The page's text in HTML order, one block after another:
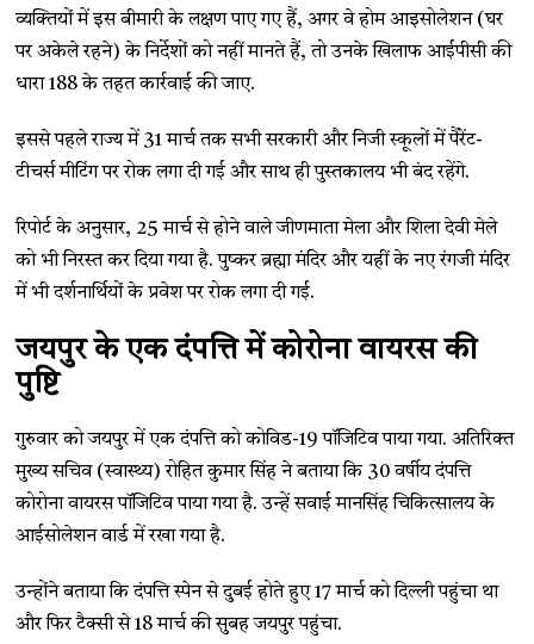
व्यक्तियों में इस बीमारी के लक्षण पाए गए हैं, अगर वे होम आइसोलेशन (घर
पर अकेले रहने) के निर्देशों को नहीं मानते हैं, तो उनके खिलाफ आईपीसी की
धारा 188 के तहत कार्रवाई की जाए.
इससे पहले राज्य में 31 मार्च तक सभी सरकारी और निजी स्कूलों में पैंरेंट-
टीचर्स मीटिंग पर रोक लगा दी गई और साथ ही पुस्तकालय भी बंद रहेंगे.
रिपोर्ट के अनुसार, 25 मार्च से होने वाले जीणमाता मेला और शिला देवी मेले
को भी निरस्त कर दिया गया है. पुष्कर ब्रह्मा मंदिर और यहीं के नए रंगजी मंदिर
में भी दर्शनार्थियों के प्रवेश पर रोक लगा दी गई.
जयपुर के एक दंपत्ति में कोरोना वायरस की
पुष्टि
गुरुवार को जयपुर में एक दंपत्ति को कोविड-19 पॉजिटिव पाया गया. अतिरिक्त
मुख्य सचिव (स्वास्थ्य) रोहित कुमार सिंह ने बताया कि 30 वर्षीय दंपत्ति
कोरोना वायरस पॉजिटिव पाया गया है. उन्हें सवाई मानसिंह चिकित्सालय के
आईसोलेशन वार्ड में रखा गया है.
उन्होंने बताया कि दंपत्ति स्पेन से दुबई होते हुए 17 मार्च को दिल्ली पहुंचा था
और फिर टैक्सी से 18 मार्च की सुबह जयपुर पहुंचा.